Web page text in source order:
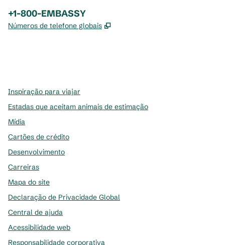
Telefone:
+1-800-EMBASSY
Números de telefone globais ,
Inspiração para viajar
Estadas que aceitam animais de estimação
Mídia
Cartões de crédito
Desenvolvimento
Carreiras
Mapa do site
Declaração de Privacidade Global
Central de ajuda
Acessibilidade web
Responsabilidade corporativa